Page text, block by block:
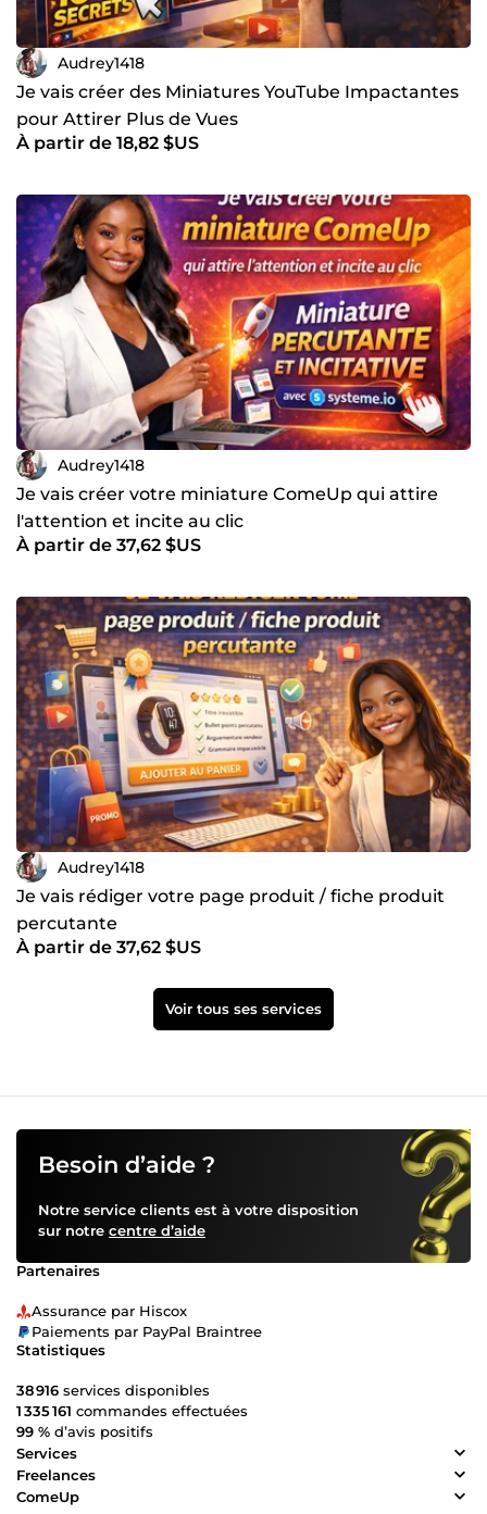
Audrey1418
Je vais créer des Miniatures YouTube Impactantes
pour Attirer Plus de Vues
À partir de 18,82 $US
Audrey1418
Je vais créer votre miniature ComeUp qui attire
l'attention et incite au clic
À partir de 37,62 $US
Audrey1418
Je vais rédiger votre page produit / fiche produit
percutante
À partir de 37,62 $US
Voir tous ses services
Besoin d’aide ?
Notre service clients est à votre disposition
sur notre centre d’aide
Partenaires
Assurance par Hiscox
Paiements par PayPal Braintree
Statistiques
38 916 services disponibles
1 335 161 commandes effectuées
99 % d’avis positifs
Services
Freelances
ComeUp